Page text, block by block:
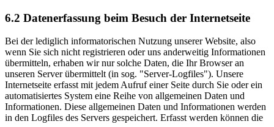
6.2 Datenerfassung beim Besuch der Internetseite
Bei der lediglich informatorischen Nutzung unserer Website, also
wenn Sie sich nicht registrieren oder uns anderweitig Informationen
übermitteln, erhaben wir nur solche Daten, die Ihr Browser an
unseren Server übermittelt (in sog. "Server-Logfiles"). Unsere
Internetseite erfasst mit jedem Aufruf einer Seite durch Sie oder ein
automatisiertes System eine Reihe von allgemeinen Daten und
Informationen. Diese allgemeinen Daten und Informationen werden
in den Logfiles des Servers gespeichert. Erfasst werden können die